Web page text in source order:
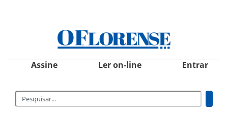
Assine Ler on-line Entrar